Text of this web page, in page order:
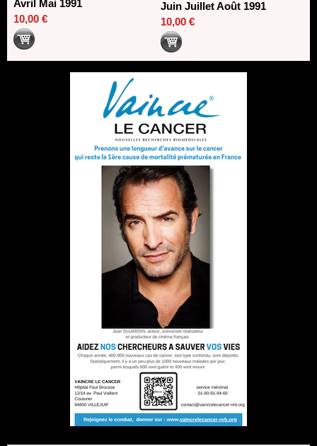
Avril Mai 1991
10,00 €
Juin Juillet Août 1991
10,00 €